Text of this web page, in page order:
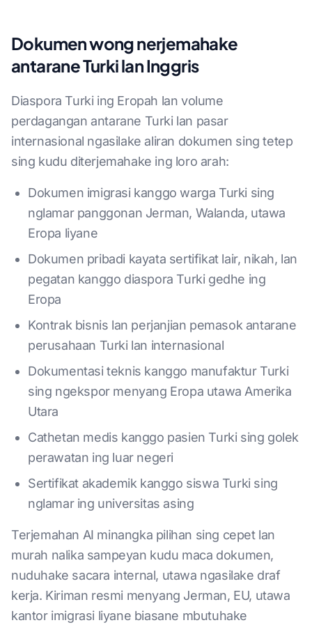
Dokumen wong nerjemahake
antarane Turki lan Inggris
Diaspora Turki ing Eropah lan volume
perdagangan antarane Turki lan pasar
internasional ngasilake aliran dokumen sing tetep
sing kudu diterjemahake ing loro arah:
Dokumen imigrasi kanggo warga Turki sing
nglamar panggonan Jerman, Walanda, utawa
Eropa liyane
Dokumen pribadi kayata sertifikat lair, nikah, lan
pegatan kanggo diaspora Turki gedhe ing
Eropa
Kontrak bisnis lan perjanjian pemasok antarane
perusahaan Turki lan internasional
Dokumentasi teknis kanggo manufaktur Turki
sing ngekspor menyang Eropa utawa Amerika
Utara
Cathetan medis kanggo pasien Turki sing golek
perawatan ing luar negeri
Sertifikat akademik kanggo siswa Turki sing
nglamar ing universitas asing
Terjemahan AI minangka pilihan sing cepet lan
murah nalika sampeyan kudu maca dokumen,
nuduhake sacara internal, utawa ngasilake draf
kerja. Kiriman resmi menyang Jerman, EU, utawa
kantor imigrasi liyane biasane mbutuhake